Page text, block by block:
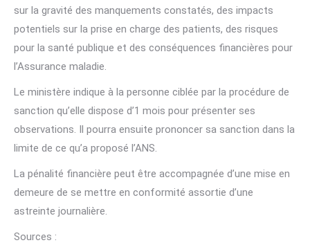
sur la gravité des manquements constatés, des impacts
potentiels sur la prise en charge des patients, des risques
pour la santé publique et des conséquences financières pour
l’Assurance maladie.
Le ministère indique à la personne ciblée par la procédure de
sanction qu’elle dispose d’1 mois pour présenter ses
observations. Il pourra ensuite prononcer sa sanction dans la
limite de ce qu’a proposé l’ANS.
La pénalité financière peut être accompagnée d’une mise en
demeure de se mettre en conformité assortie d’une
astreinte journalière.
Sources :